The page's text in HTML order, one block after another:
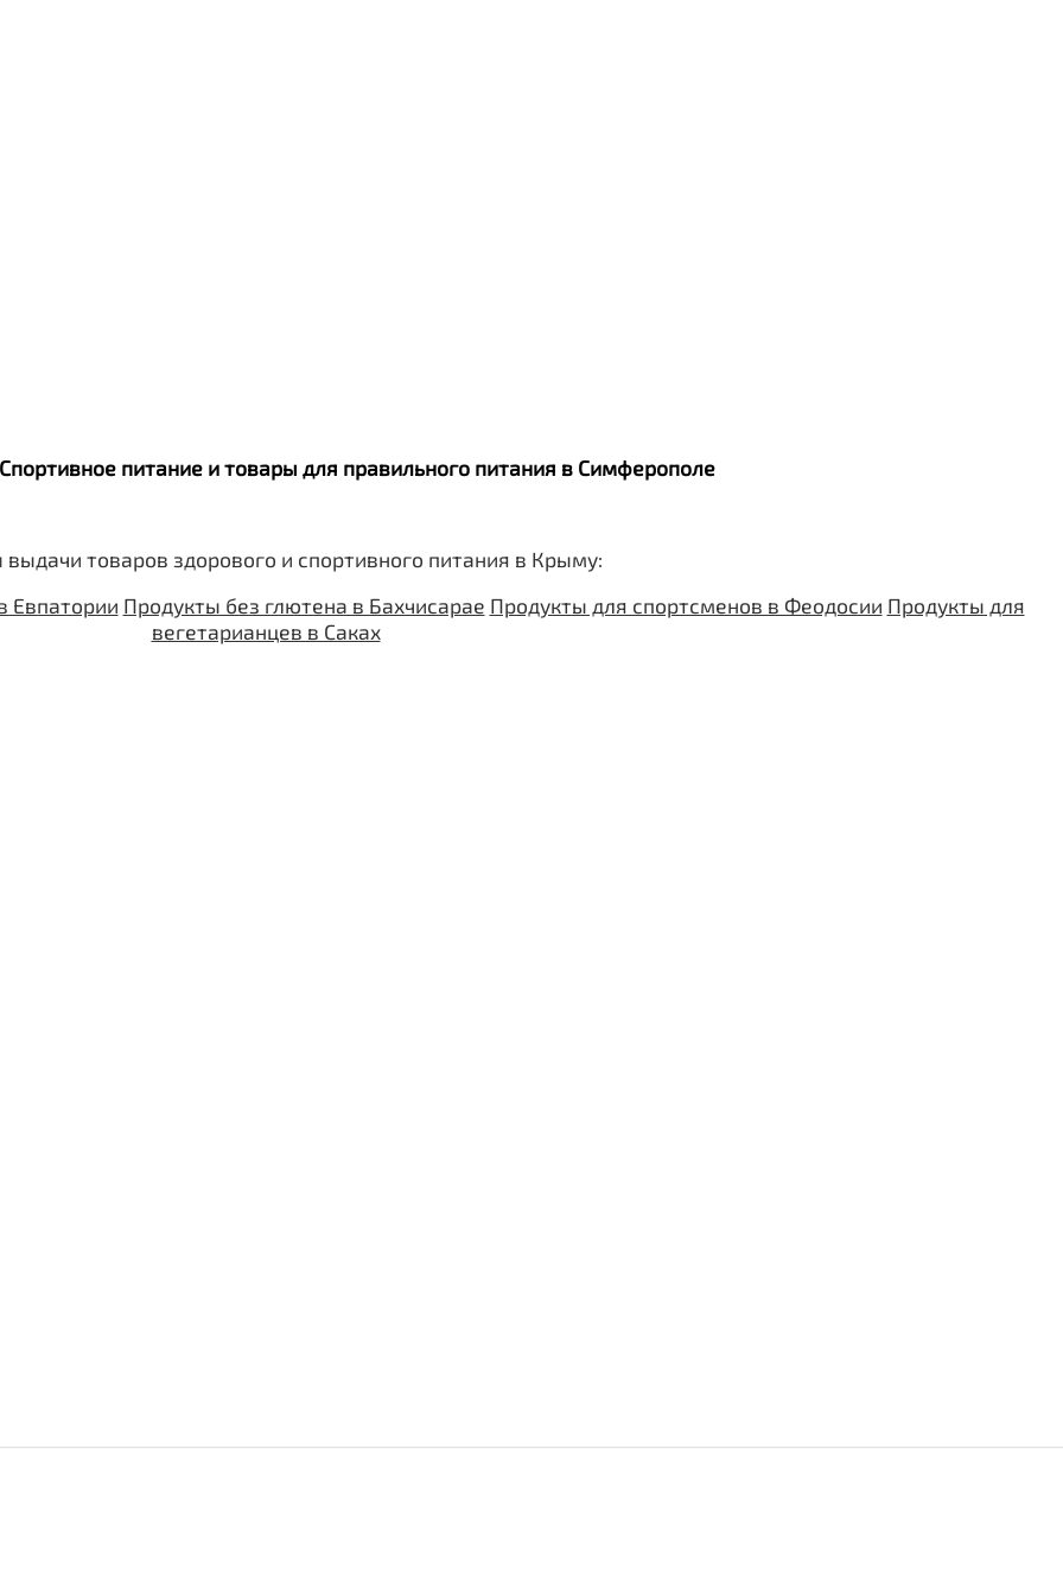
питание и товары для правильного питания в Симферополе
товаров здорового и спортивного питания в Крыму:
Евпатории Продукты без глютена в Бахчисарае Продукты для спортсменов в Феодосии Продукты для
вегетарианцев в Саках